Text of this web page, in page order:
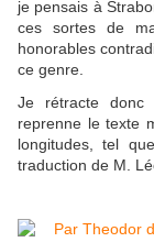
je pensais à
ces sortes de
honorables
ce genre.
Je rétracte donc
reprenne le texte
longitudes, tel
traduction de M.